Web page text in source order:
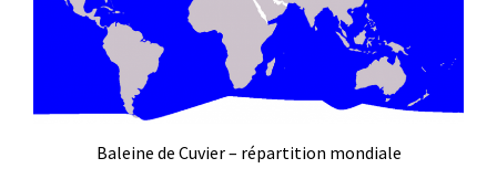
Baleine de Cuvier – répartition mondiale